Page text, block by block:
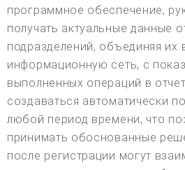
программное обеспечение,
получать актуальные данные
подразделений, объединяя
информационную сеть, с
выполненных операций в
создаваться автоматически
любой период времени, что
принимать обоснованные
после регистрации могут